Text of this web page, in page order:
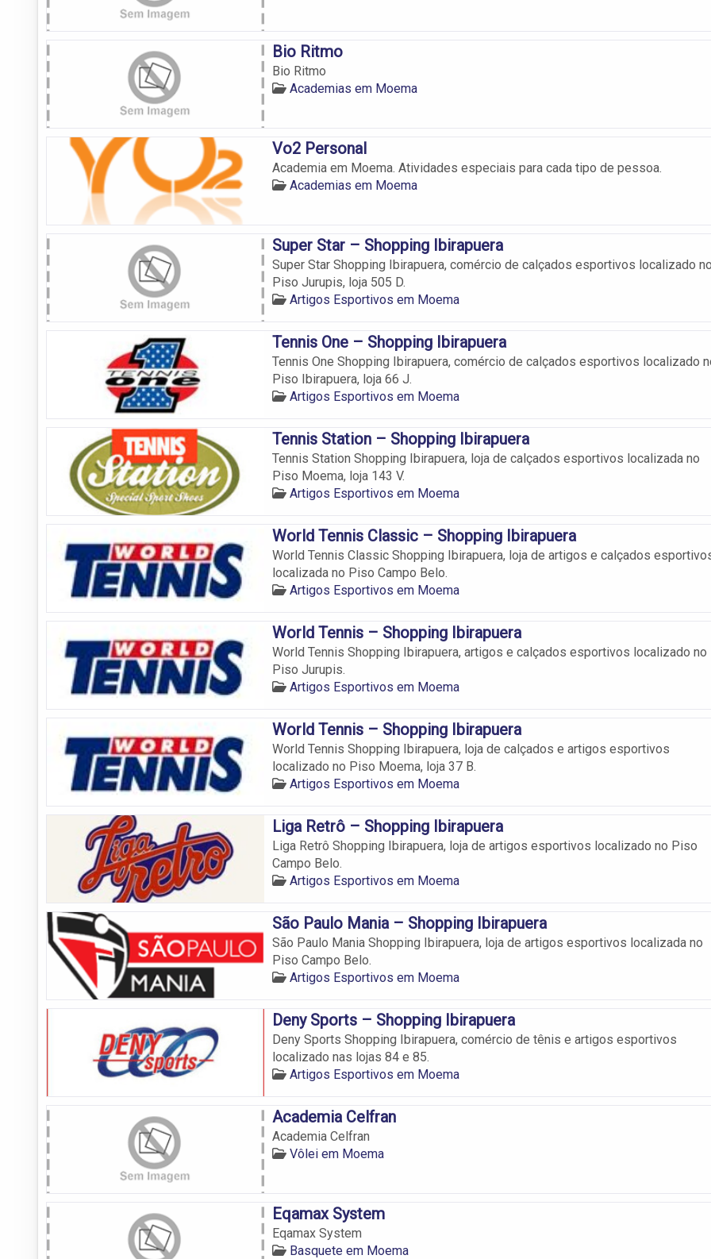
Bio Ritmo
Bio Ritmo
Academias em Moema
Vo2 Personal
Academia em Moema. Atividades especiais para cada tipo de pessoa.
Academias em Moema
Super Star – Shopping Ibirapuera
Super Star Shopping Ibirapuera, comércio de calçados esportivos localizado
Piso Jurupis, loja 505 D.
Artigos Esportivos em Moema
Tennis One – Shopping Ibirapuera
Tennis One Shopping Ibirapuera, comércio de calçados esportivos localizado
Piso Ibirapuera, loja 66 J.
Artigos Esportivos em Moema
Tennis Station – Shopping Ibirapuera
Tennis Station Shopping Ibirapuera, loja de calçados esportivos localizada no
Piso Moema, loja 143 V.
Artigos Esportivos em Moema
World Tennis Classic – Shopping Ibirapuera
World Tennis Classic Shopping Ibirapuera, loja de artigos e calçados
localizada no Piso Campo Belo.
Artigos Esportivos em Moema
World Tennis – Shopping Ibirapuera
World Tennis Shopping Ibirapuera, artigos e calçados esportivos localizado no
Piso Jurupis.
Artigos Esportivos em Moema
World Tennis – Shopping Ibirapuera
World Tennis Shopping Ibirapuera, loja de calçados e artigos esportivos
localizado no Piso Moema, loja 37 B.
Artigos Esportivos em Moema
Liga Retrô – Shopping Ibirapuera
Liga Retrô Shopping Ibirapuera, loja de artigos esportivos localizado no Piso
Campo Belo.
Artigos Esportivos em Moema
São Paulo Mania – Shopping Ibirapuera
São Paulo Mania Shopping Ibirapuera, loja de artigos esportivos localizada no
Piso Campo Belo.
Artigos Esportivos em Moema
Deny Sports – Shopping Ibirapuera
Deny Sports Shopping Ibirapuera, comércio de tênis e artigos esportivos
localizado nas lojas 84 e 85.
Artigos Esportivos em Moema
Academia Celfran
Academia Celfran
Vôlei em Moema
Eqamax System
Eqamax System
Basquete em Moema